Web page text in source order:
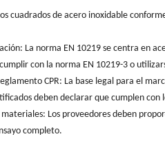
cuadrados de acero inoxidable
La norma EN 10219 se centra en
con la norma EN 10219-3 o
CPR: La base legal para el
deben declarar que cumplen
Los proveedores deben
completo.